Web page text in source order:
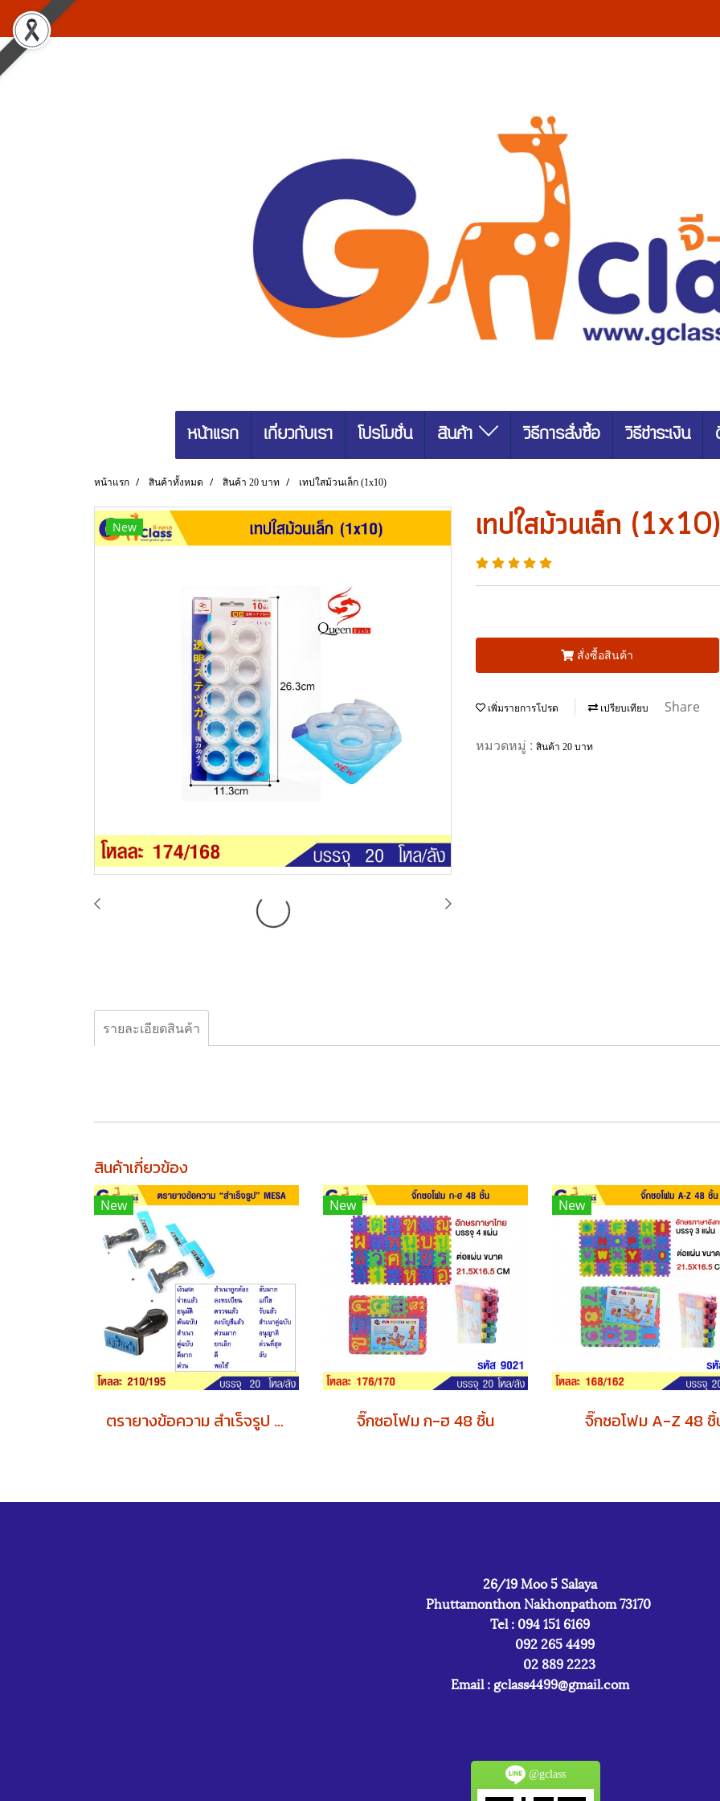
หน้าแรก เกี่ยวกับเรา โปรโมชั่น สินค้า วิธีการสั่งซื้อ วิธีชำระเงิน
หน้าแรก สินค้าทั้งหมด สินค้า 20 บาท เทปใสม้วนเล็ก (1x10)
New เทปใสม้วนเล็ก (1x10)
สั่งซื้อสินค้า
เพิ่มรายการโปรด เปรียบเทียบ Share
หมวดหมู่ : สินค้า 20 บาท
รายละเอียดสินค้า
สินค้าเกี่ยวข้อง
New
ตรายางข้อความ สำเร็จรูป MESA
New
จิ๊กซอโฟม ก-ฮ 48 ชิ้น
New
จิ๊กซอโฟม A-Z 48 ชิ้
26/19 Moo 5 Salaya
Phuttamonthon Nakhonpathom 73170
Tel : 094 151 6169
092 265 4499
02 889 2223
Email : gclass4499@gmail.com
@gclass